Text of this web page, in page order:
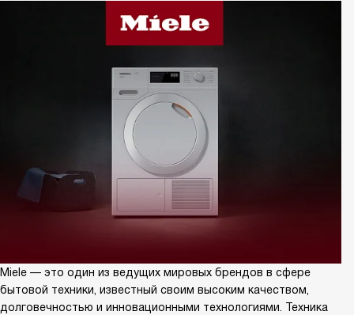
Miele — это один из ведущих мировых брендов в сфере
бытовой техники, известный своим высоким качеством,
долговечностью и инновационными технологиями. Техника